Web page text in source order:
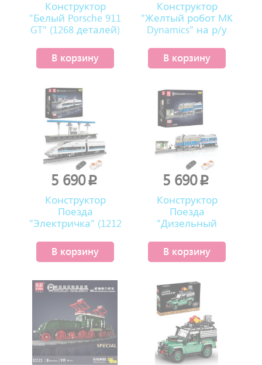
Конструктор
"Белый Porsche 911
GT" (1268 деталей)
В корзину
Конструктор
"Желтый робот MK
Dynamics" на р/у
В корзину
5 690p
Конструктор
Поезда
"Электричка" (1212
В корзину
5 690p
Конструктор
Поезда
"Дизельный
(1212 деталей)
В корзину